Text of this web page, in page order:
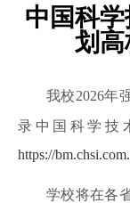
中国科
划
我校2026年
录中国科学技
https://
学校将在各